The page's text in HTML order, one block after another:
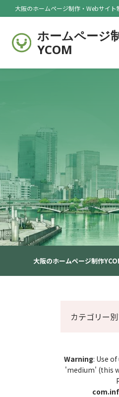
大阪のホームページ制作・Webサイト
ホームページ
YCOM
大阪のホームページ制作
カテゴリー
Warning: Use
'medium' (this